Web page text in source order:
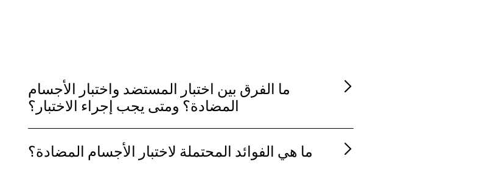
ما الفرق بين اختبار المستضد واختبار الأجسام
المضادة؟ ومتى يجب إجراء الاختبار؟
ما هي الفوائد المحتملة لاختبار الأجسام المضادة؟